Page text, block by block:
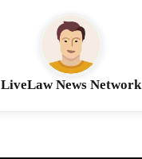
LiveLaw News Network